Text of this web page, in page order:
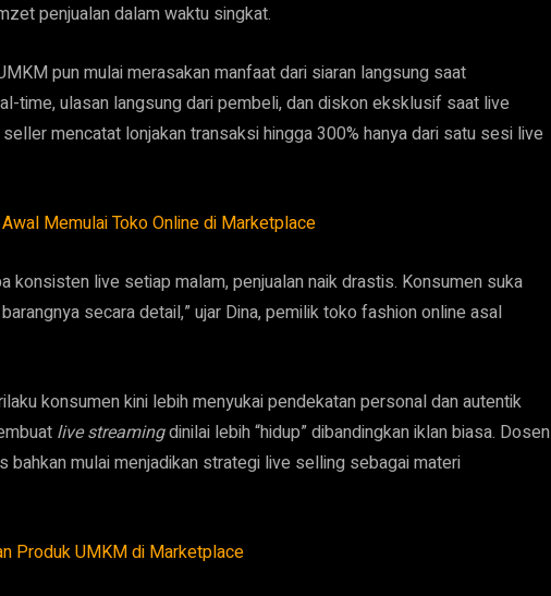
penjualan dalam waktu singkat.
pun mulai merasakan manfaat dari siaran langsung saat
time, ulasan langsung dari pembeli, dan diskon eksklusif saat live
mencatat lonjakan transaksi hingga 300% hanya dari satu sesi live
Memulai Toko Online di Marketplace
konsisten live setiap malam, penjualan naik drastis. Konsumen suka
secara detail,” ujar Dina, pemilik toko fashion online asal
konsumen kini lebih menyukai pendekatan personal dan autentik
live streamingdinilai lebih “hidup” dibandingkan iklan biasa. Dosen
bahkan mulai menjadikan strategi live selling sebagai materi
Produk UMKM di Marketplace